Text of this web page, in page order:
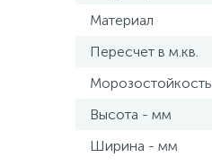
Материал
Пересчет в м.кв.
Морозостойкость
Высота - мм
Ширина - мм